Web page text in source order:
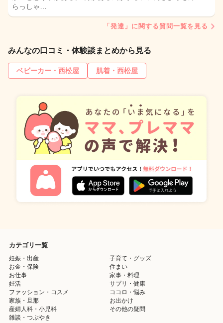
らっしゃ…
「発達」に関する質問一覧を見る
みんなの口コミ・体験談まとめから見る
ベビーカー・西松屋 肌着・西松屋
カテゴリ一覧
妊娠・出産
子育て・グッズ
お金・保険
住まい
お仕事
家事・料理
妊活
サプリ・健康
ファッション・コスメ
ココロ・悩み
家族・旦那
お出かけ
産婦人科・小児科
その他の疑問
雑談・つぶやき